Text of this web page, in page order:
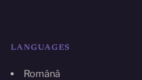
LANGUAGES
Română